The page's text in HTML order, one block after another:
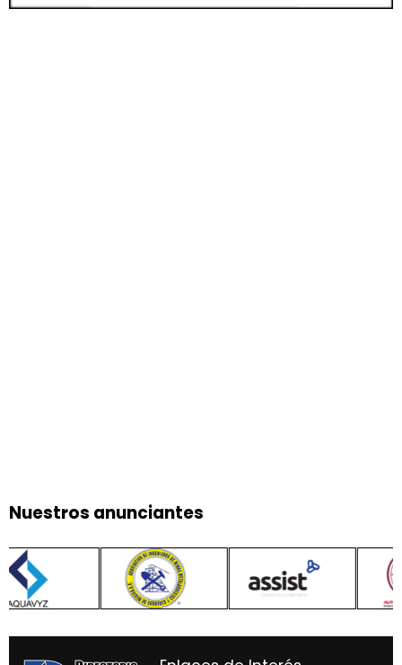
Nuestros anunciantes